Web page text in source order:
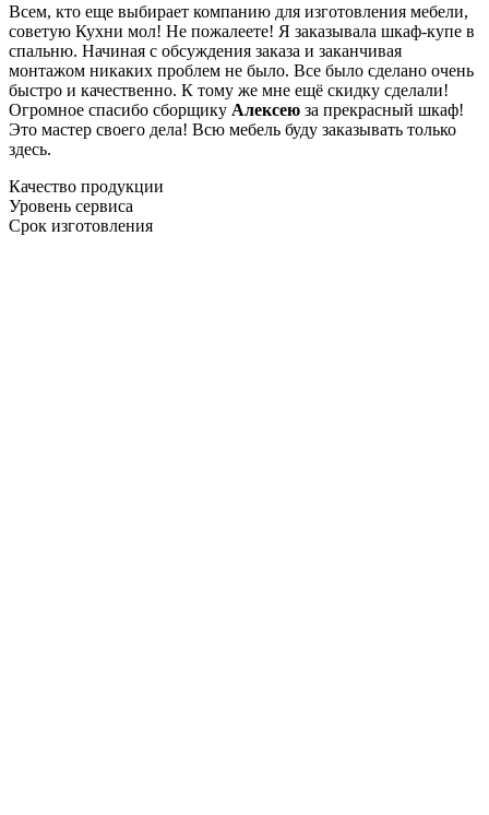
Всем, кто еще выбирает компанию для изготовления мебели,
советую Кухни мол! Не пожалеете! Я заказывала шкаф-купе в
спальню. Начиная с обсуждения заказа и заканчивая
монтажом никаких проблем не было. Все было сделано очень
быстро и качественно. К тому же мне ещё скидку сделали!
Огромное спасибо сборщику Алексею за прекрасный шкаф!
Это мастер своего дела! Всю мебель буду заказывать только
здесь.
Качество продукции
Уровень сервиса
Срок изготовления